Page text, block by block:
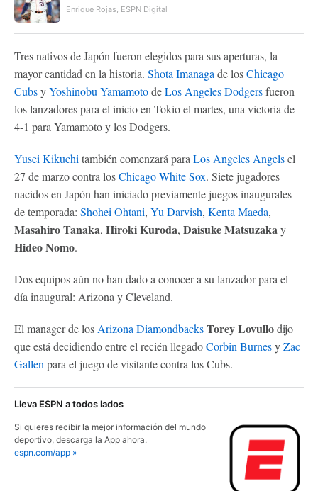
Enrique Rojas, ESPN Digital
Tres nativos de Japón fueron elegidos para sus aperturas, la
mayor cantidad en la historia. Shota Imanaga de losChicago
CubsyYoshinobu YamamotodeLos Angeles Dodgersfueron
los lanzadores para el inicio en Tokio el martes, una victoria de
4-1 para Yamamoto y los Dodgers.
Yusei Kikuchi también comenzará para Los Angeles Angelsel
27 de marzo contra losChicago White Sox. Siete jugadores
nacidos en Japón han iniciado previamente juegos inaugurales
de temporada: Shohei Ohtani, Yu Darvish, Kenta Maeda,
Masahiro Tanaka, Hiroki Kuroda, Daisuke Matsuzakay
Hideo Nomo.
Dos equipos aún no han dado a conocer a su lanzador para el
día inaugural: Arizona y Cleveland.
El manager de los Arizona DiamondbacksTorey Lovullodijo
que está decidiendo entre el recién llegadoCorbin BurnesyZac
Gallen para el juego de visitante contra los Cubs.
Lleva ESPN a todos lados
Si quieres recibir la mejor información del mundo
deportivo, descarga la App ahora.
espn.com/app »